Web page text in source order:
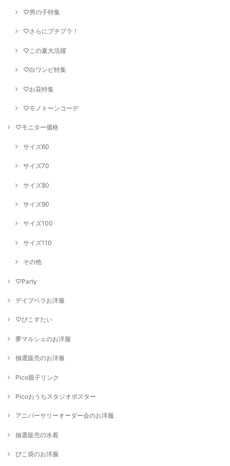
♡男の子特集
♡さらにプチプラ！
♡この夏大活躍
♡白ワンピ特集
♡お花特集
♡モノトーンコーデ
♡モニター価格
サイズ60
サイズ70
サイズ80
サイズ90
サイズ100
サイズ110
その他
♡Party
デイブベラお洋服
♡ぴこすたい
夢マルシェのお洋服
抽選販売のお洋服
Pico親子リンク
Picoおうちスタジオポスター
アニバーサリーオーダー会のお洋服
抽選販売の水着
ぴこ袋のお洋服